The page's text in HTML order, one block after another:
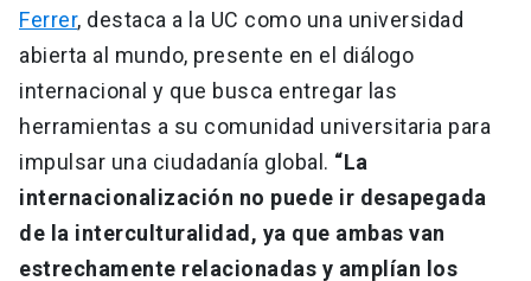
Ferrer, destaca a la UC como una universidad
abierta al mundo, presente en el diálogo
internacional y que busca entregar las
herramientas a su comunidad universitaria para
impulsar una ciudadanía global. “La
internacionalización no puede ir desapegada
de la interculturalidad, ya que ambas van
estrechamente relacionadas y amplían los